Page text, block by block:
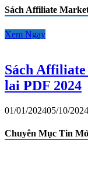
Sách Affiliate
Xem Ngay
Sách
lai PDF 2024
01/01/202405/10/2024
Chuyên Mục Tin